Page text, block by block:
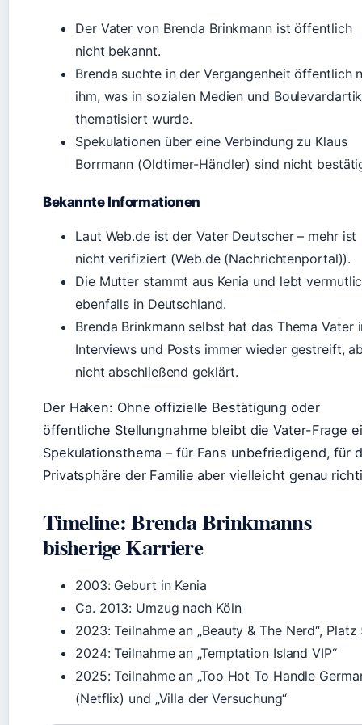
Der Vater von Brenda Brinkmann ist öffentlich
nicht bekannt.
Brenda suchte in der Vergangenheit öffentlich
ihm, was in sozialen Medien und
thematisiert wurde.
Spekulationen über eine Verbindung zu Klaus
Borrmann (Oldtimer-Händler) sind nicht
Bekannte Informationen
Laut Web.de ist der Vater Deutscher – mehr ist
nicht verifiziert (Web.de (Nachrichtenportal)).
Die Mutter stammt aus Kenia und lebt
ebenfalls in Deutschland.
Brenda Brinkmann selbst hat das Thema Vater
Interviews und Posts immer wieder gestreift,
nicht abschließend geklärt.
Der Haken: Ohne offizielle Bestätigung oder
öffentliche Stellungnahme bleibt die Vater-Frage
Spekulationsthema – für Fans unbefriedigend, für
Privatsphäre der Familie aber vielleicht genau
Timeline: Brenda Brinkmanns
bisherige Karriere
2003: Geburt in Kenia
Ca. 2013: Umzug nach Köln
2023: Teilnahme an „Beauty & The Nerd“, Platz
2024: Teilnahme an „Temptation Island VIP“
2025: Teilnahme an „Too Hot To Handle
(Netflix) und „Villa der Versuchung“